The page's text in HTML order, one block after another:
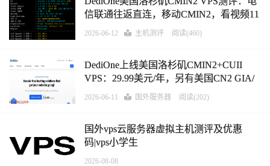
信联通往返直连，移动CMIN2，看视频11
万+速度，塞尔维亚单ISP原生IP，IP纯净
2026-06-12 主机测评 阅读(460)
DediOne上线美国洛杉矶CMIN2+CUII
VPS：29.99美元/年，另有美国CN2 GIA/
直连服务器12.99美元/年起，支持支付
2026-06-11 国外服务器 阅读(202)
国外vps云服务器虚拟主机测评及优惠
码|vps小学生
2026-08-08